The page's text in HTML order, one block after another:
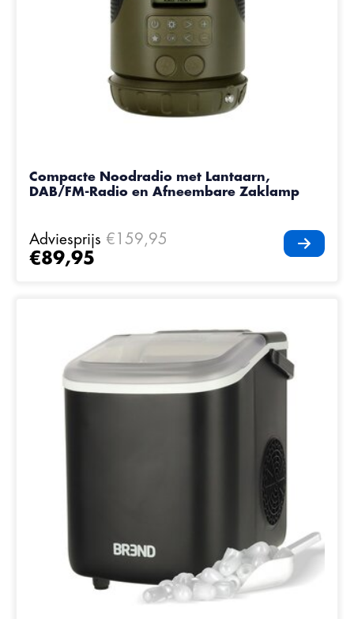
Compacte Noodradio met Lantaarn,
DAB/FM-Radio en Afneembare Zaklamp
Adviesprijs €159,95
€89,95